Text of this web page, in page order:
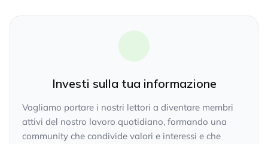
Investi sulla tua informazione
Vogliamo portare i nostri lettori a diventare membri
attivi del nostro lavoro quotidiano, formando una
community che condivide valori e interessi e che